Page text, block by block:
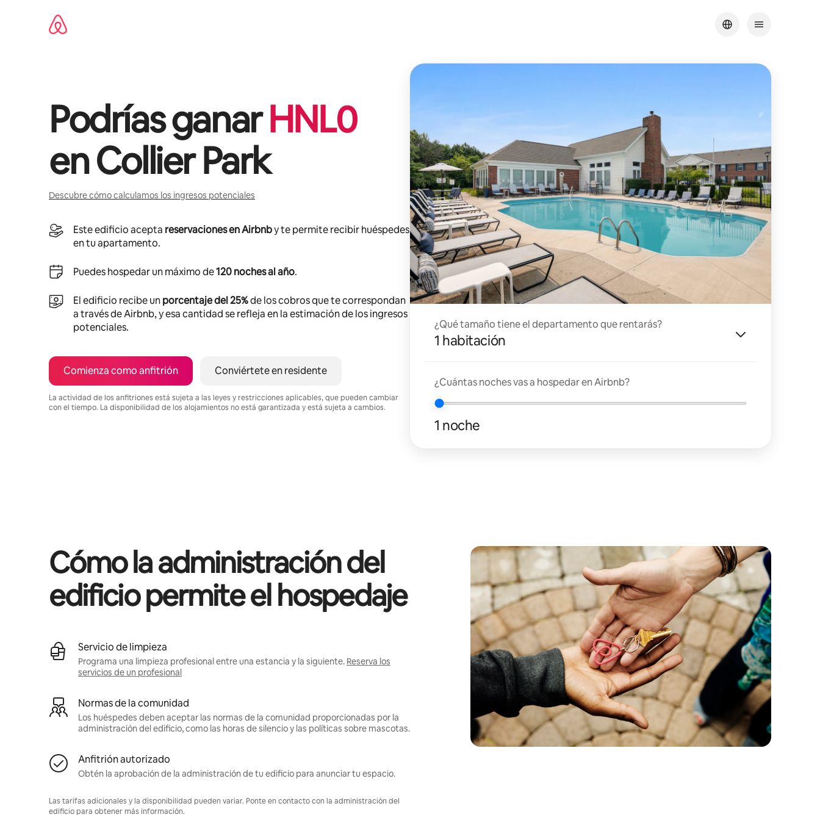
Podrías ganarHNL0
enCollier Park
Descubre cómo calculamos los ingresos potenciales
Este edificio acepta reservaciones en Airbnby te permite recibir huéspedes
en tu apartamento.
Puedes hospedar un máximo de120 noches al año.
El edificio recibe unporcentaje del 25%de los cobros que te correspondan
a través de Airbnb, y esa cantidad se refleja en la estimación de los ingresos
potenciales.
Comienza como anfitrión Conviértete en residente
La actividad de los anfitriones está sujeta a las leyes y restricciones aplicables, que pueden cambiar
con el tiempo. La disponibilidad de los alojamientos no está garantizada y está sujeta a cambios.
¿Qué tamaño tiene el departamento que rentarás?
1 habitación
¿Cuántas noches vas a hospedar en Airbnb?
1 noche
Cómo la administración del
edificio permite el hospedaje
Servicio de limpieza
Programa una limpieza profesional entre una estancia y la siguiente. Reserva los
servicios de un profesional
Normas de la comunidad
Los huéspedes deben aceptar las normas de la comunidad proporcionadas por la
administración del edificio, como las horas de silencio y las políticas sobre mascotas.
Anfitrión autorizado
Obtén la aprobación de la administración de tu edificio para anunciar tu espacio.
Las tarifas adicionales y la disponibilidad pueden variar. Ponte en contacto con la administración del
edificio para obtener más información.